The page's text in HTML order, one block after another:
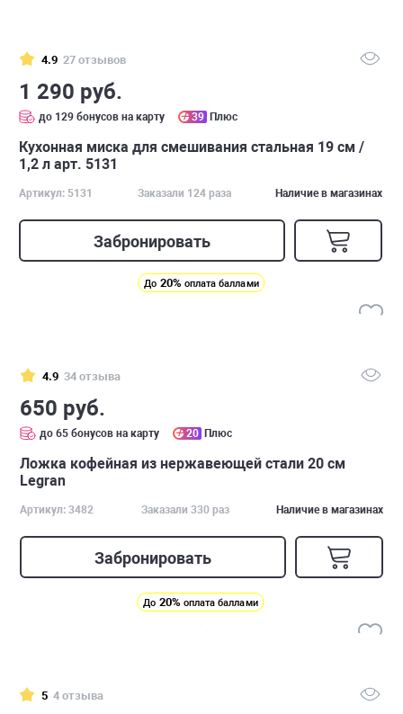
4.9 27 отзывов
1 290 руб.
до 129 бонусов на карту 39 Плюс
Кухонная миска для смешивания стальная 19 см /
1,2 л арт. 5131
Артикул: 5131 Заказали 124 раза Наличие в магазинах
Забронировать
До 20% оплата баллами
4.9 34 отзыва
650 руб.
до 65 бонусов на карту 20 Плюс
Ложка кофейная из нержавеющей стали 20 см
Legran
Артикул: 3482 Заказали 330 раз Наличие в магазинах
Забронировать
До 20% оплата баллами
5 4 отзыва